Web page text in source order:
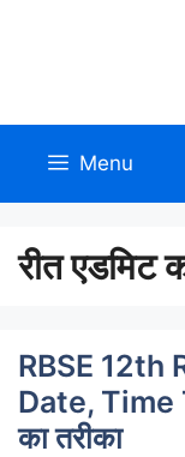
Menu
रीत एडमिट
RBSE 12th
Date, Time
का तरीका